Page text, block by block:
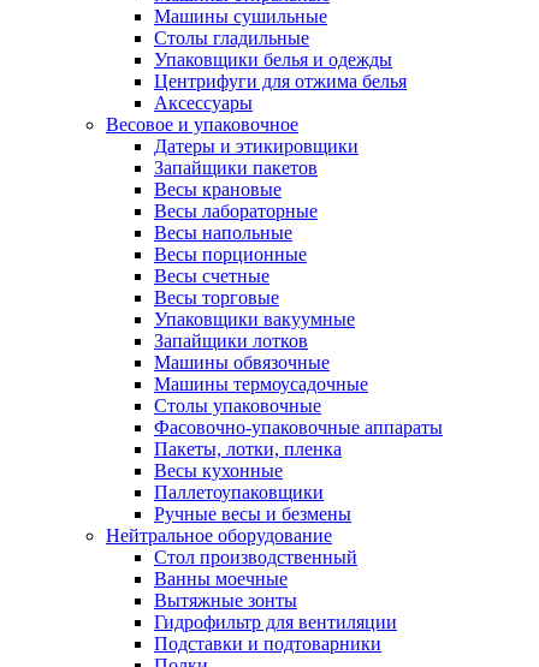
Машины сушильные
Столы гладильные
Упаковщики белья и одежды
Центрифуги для отжима белья
Аксессуары
Весовое и упаковочное
Датеры и этикировщики
Запайщики пакетов
Весы крановые
Весы лабораторные
Весы напольные
Весы порционные
Весы счетные
Весы торговые
Упаковщики вакуумные
Запайщики лотков
Машины обвязочные
Машины термоусадочные
Столы упаковочные
Фасовочно-упаковочные аппараты
Пакеты, лотки, пленка
Весы кухонные
Паллетоупаковщики
Ручные весы и безмены
Нейтральное оборудование
Cтол производственный
Ванны моечные
Вытяжные зонты
Гидрофильтр для вентиляции
Подставки и подтоварники